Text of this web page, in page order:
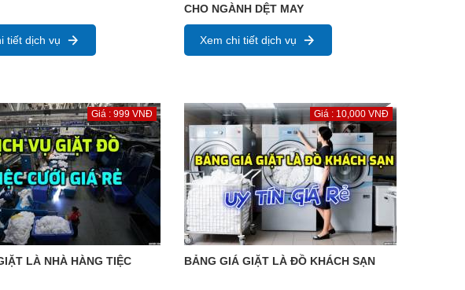
tiết dịch vụ
CHO NGÀNH DỆT MAY
Xem chi tiết dịch vụ
Giá : 999 VNĐ
LÀ NHÀ HÀNG TIỆC
Giá : 10,000 VNĐ
BẢNG GIÁ GIẶT LÀ ĐỒ KHÁCH SẠN